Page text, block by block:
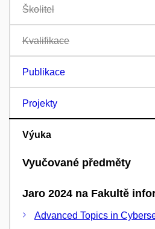
Školitel
Kvalifikace
Publikace
Projekty
Výuka
Vyučované předměty
Jaro 2024 na Fakultě
Advanced Topics in